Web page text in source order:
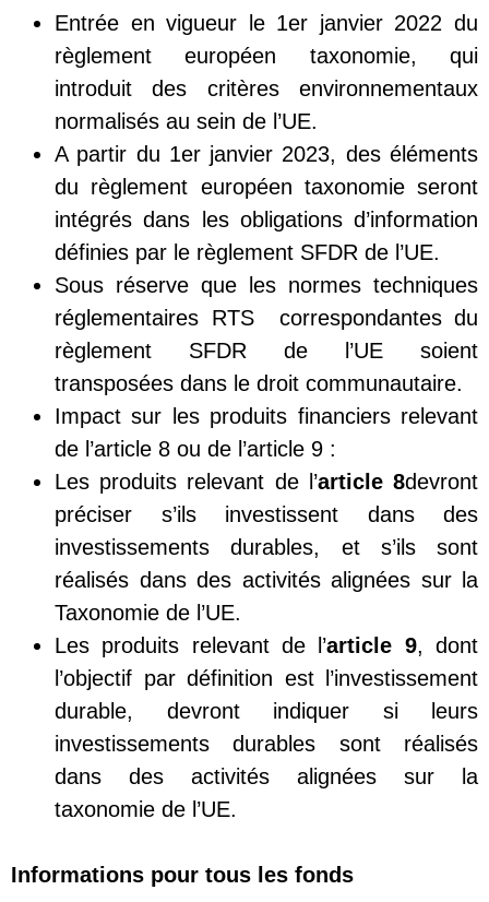
Entrée en vigueur le 1er janvier 2022 du
règlement européen taxonomie, qui
introduit des critères environnementaux
normalisés au sein de l’UE.
A partir du 1er janvier 2023, des éléments
du règlement européen taxonomie seront
intégrés dans les obligations d’information
définies par le règlement SFDR de l’UE.
Sous réserve que les normes techniques
réglementaires RTS correspondantes du
règlement SFDR de l’UE soient
transposées dans le droit communautaire.
Impact sur les produits financiers relevant
de l’article 8 ou de l’article 9 :
Les produits relevant de l’article 8devront
préciser s’ils investissent dans des
investissements durables, et s’ils sont
réalisés dans des activités alignées sur la
Taxonomie de l’UE.
Les produits relevant de l’article 9, dont
l’objectif par définition est l’investissement
durable, devront indiquer si leurs
investissements durables sont réalisés
dans des activités alignées sur la
taxonomie de l’UE.
Informations pour tous les fonds